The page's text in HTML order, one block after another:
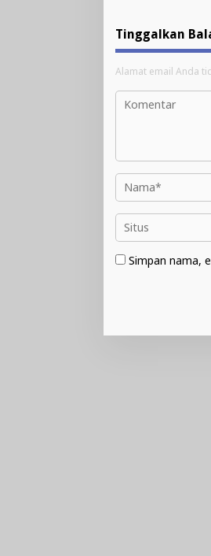
Tinggalkan
Alamat email Anda
Simpan nama,